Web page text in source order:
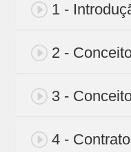
1 -
2 -
3 -
4 -